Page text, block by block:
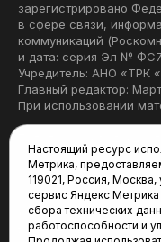
зарегистрировано
в сфере связи,
коммуникаций
и дата: серия Эл №
Учредитель: АНО «ТРК
Главный редактор:
При использовании
Редакция:
625035, Тюмень, пр.
(3452) 68-22-28
tum-arena@mail.ru
Настоящий ресурс
Метрика,
119021, Россия,
сервис Яндекс
сбора технических
работоспособности и